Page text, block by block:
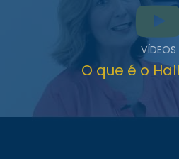
VÍDEOS
O que é o